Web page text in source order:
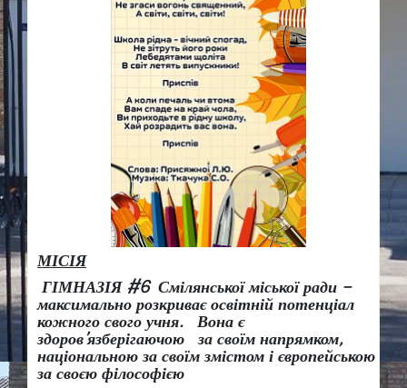
МІСІЯ
ГІМНАЗІЯ #6 Смілянської міської ради –
максимально розкриває освітній потенціал
кожного свого учня.
Вона є
здоров’язберігаючою за своїм напрямком,
національною за своїм змістом і європейською
за своєю філософією